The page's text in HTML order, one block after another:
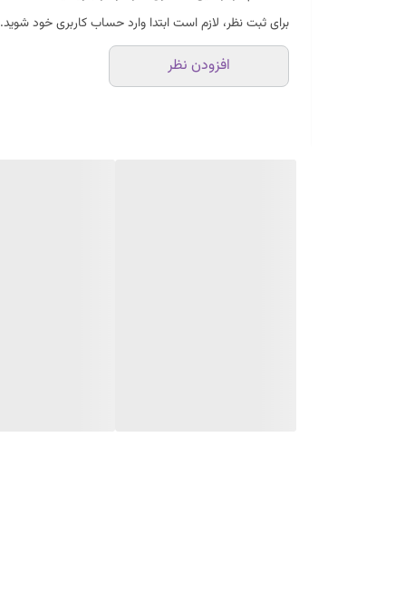
برای ثبت نظر، لازم است ابتدا وارد حساب کاربری خود شوید.
افزودن نظر